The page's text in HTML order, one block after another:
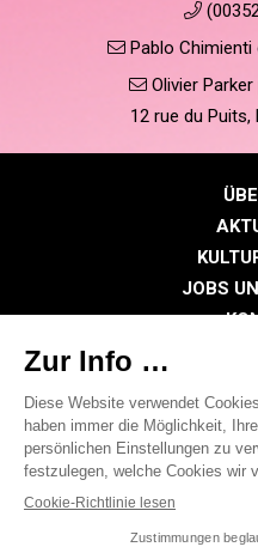
Pablo Chimienti
Olivier Parker
12 rue du
JOBS